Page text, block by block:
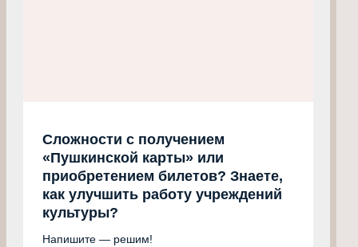
Сложности с получением
«Пушкинской карты» или
приобретением билетов? Знаете,
как улучшить работу учреждений
культуры?
Напишите — решим!